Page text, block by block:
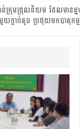
រុមជ្រុលនិយម ដែលមានគ្នា
យក្តាប់តូច ប្រថុយមកបាតុកម្ម